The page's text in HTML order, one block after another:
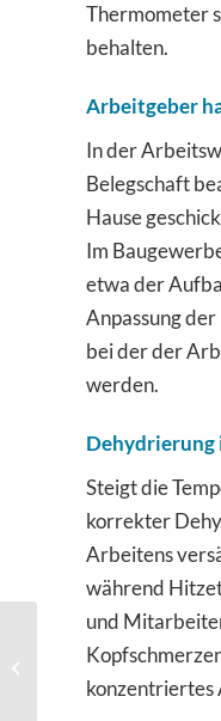
Thermometer
behalten.
Arbeitgeber
In der
Belegschaft
Hause
Im
etwa der
Anpassung
bei der der
werden.
Dehydrierung
Steigt die
korrekter
Arbeitens
während
und
konzentriertes
Vorsorgeuntersuchung
für das Ausland